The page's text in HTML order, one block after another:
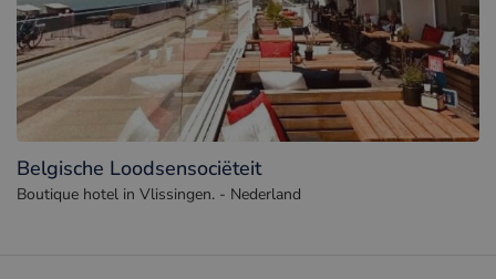
Belgische Loodsensociëteit
Boutique hotel in Vlissingen. - Nederland